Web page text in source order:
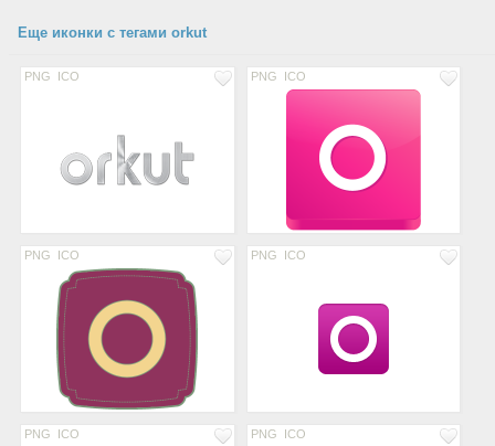
Еще иконки с тегами orkut
PNG ICO PNG ICO
PNG ICO PNG ICO
PNG ICO PNG ICO